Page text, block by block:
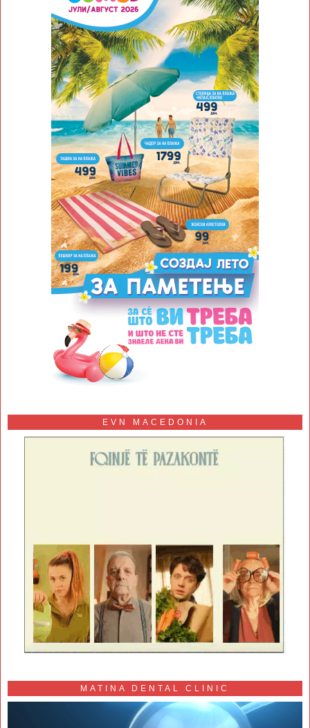
EVN MACEDONIA
MATINA DENTAL CLINIC